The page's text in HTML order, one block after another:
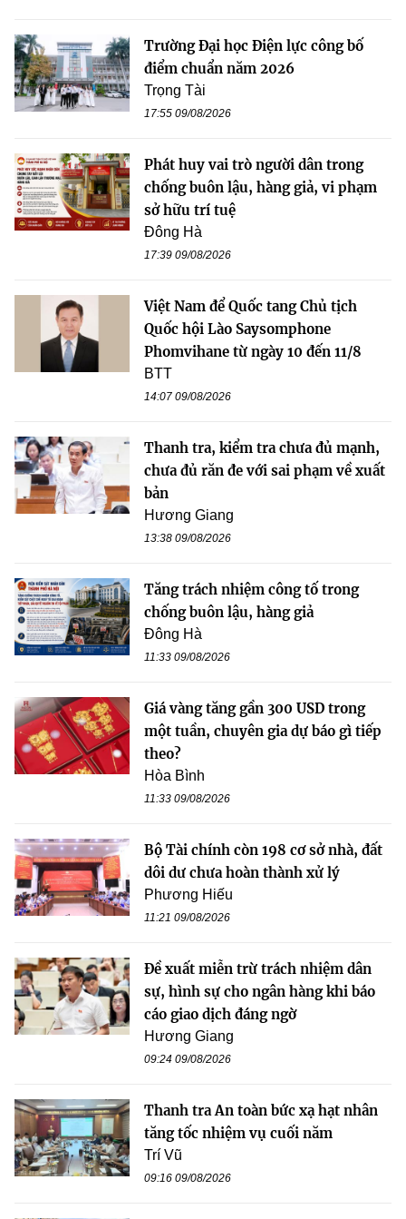
Trường Đại học Điện lực công bố
điểm chuẩn năm 2026
Trọng Tài
17:55 09/08/2026
Phát huy vai trò người dân trong
chống buôn lậu, hàng giả, vi phạm
sở hữu trí tuệ
Đông Hà
17:39 09/08/2026
Việt Nam để Quốc tang Chủ tịch
Quốc hội Lào Saysomphone
Phomvihane từ ngày 10 đến 11/8
BTT
14:07 09/08/2026
Thanh tra, kiểm tra chưa đủ mạnh,
chưa đủ răn đe với sai phạm về xuất
bản
Hương Giang
13:38 09/08/2026
Tăng trách nhiệm công tố trong
chống buôn lậu, hàng giả
Đông Hà
11:33 09/08/2026
Giá vàng tăng gần 300 USD trong
một tuần, chuyên gia dự báo gì tiếp
theo?
Hòa Bình
11:33 09/08/2026
Bộ Tài chính còn 198 cơ sở nhà, đất
dôi dư chưa hoàn thành xử lý
Phương Hiếu
11:21 09/08/2026
Đề xuất miễn trừ trách nhiệm dân
sự, hình sự cho ngân hàng khi báo
cáo giao dịch đáng ngờ
Hương Giang
09:24 09/08/2026
Thanh tra An toàn bức xạ hạt nhân
tăng tốc nhiệm vụ cuối năm
Trí Vũ
09:16 09/08/2026